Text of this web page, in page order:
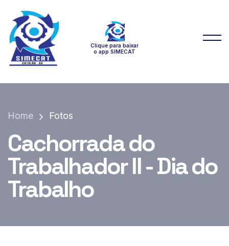
Clique para baixar
o app SIMECAT
Home Fotos
Cachorrada do
Trabalhador II - Dia do
Trabalho